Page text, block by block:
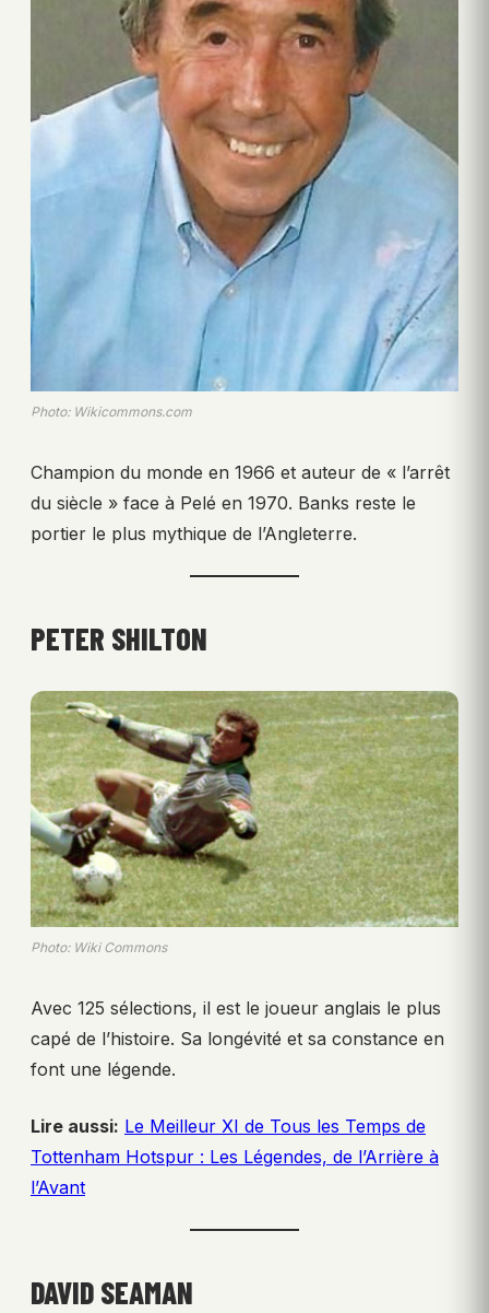
Photo: Wikicommons.com
Champion du monde en 1966 et auteur de « l’arrêt
du siècle » face à Pelé en 1970. Banks reste le
portier le plus mythique de l’Angleterre.
PETER SHILTON
Photo: Wiki Commons
Avec 125 sélections, il est le joueur anglais le plus
capé de l’histoire. Sa longévité et sa constance en
font une légende.
Lire aussi: Le Meilleur XI de Tous les Temps de
Tottenham Hotspur : Les Légendes, de l’Arrière à
l’Avant
DAVID SEAMAN